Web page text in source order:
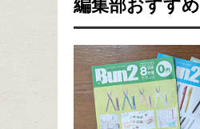
編集部おすすめ